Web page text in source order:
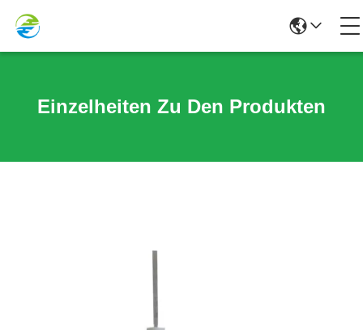
Einzelheiten Zu Den Produkten